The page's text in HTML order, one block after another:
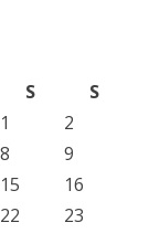
S
S
1
2
8
9
15
16
22
23